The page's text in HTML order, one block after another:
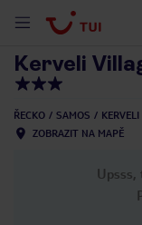
Kerveli
ŘECKO SAMOS KERVELI
ZOBRAZIT NA MAPĚ
Upsss,